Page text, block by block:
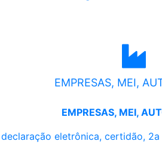
EMPRESAS, MEI,
EMPRESAS, MEI,
eletrônica, certidão,